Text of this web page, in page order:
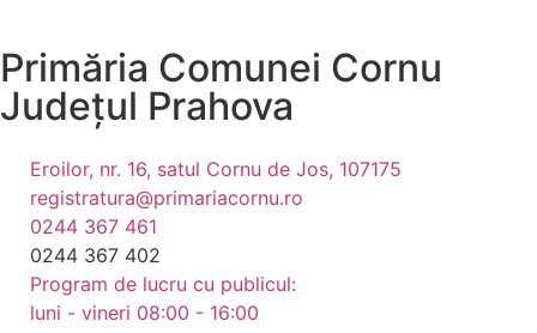
Primăria Comunei Cornu
Județul Prahova
Eroilor, nr. 16, satul Cornu de Jos, 107175
registratura@primariacornu.ro
0244 367 461
0244 367 402
Program de lucru cu publicul:
luni - vineri 08:00 - 16:00